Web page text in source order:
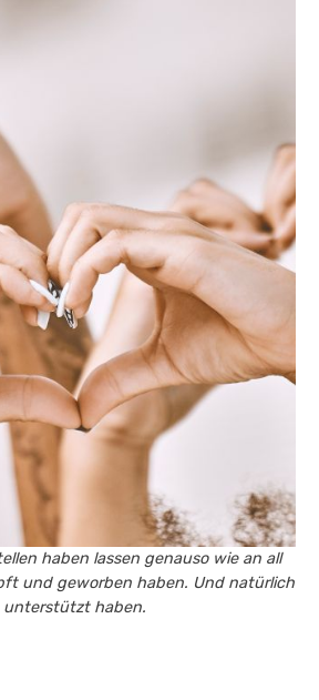
haben lassen genauso wie an all
und geworben haben. Und natürlich
unterstützt haben.